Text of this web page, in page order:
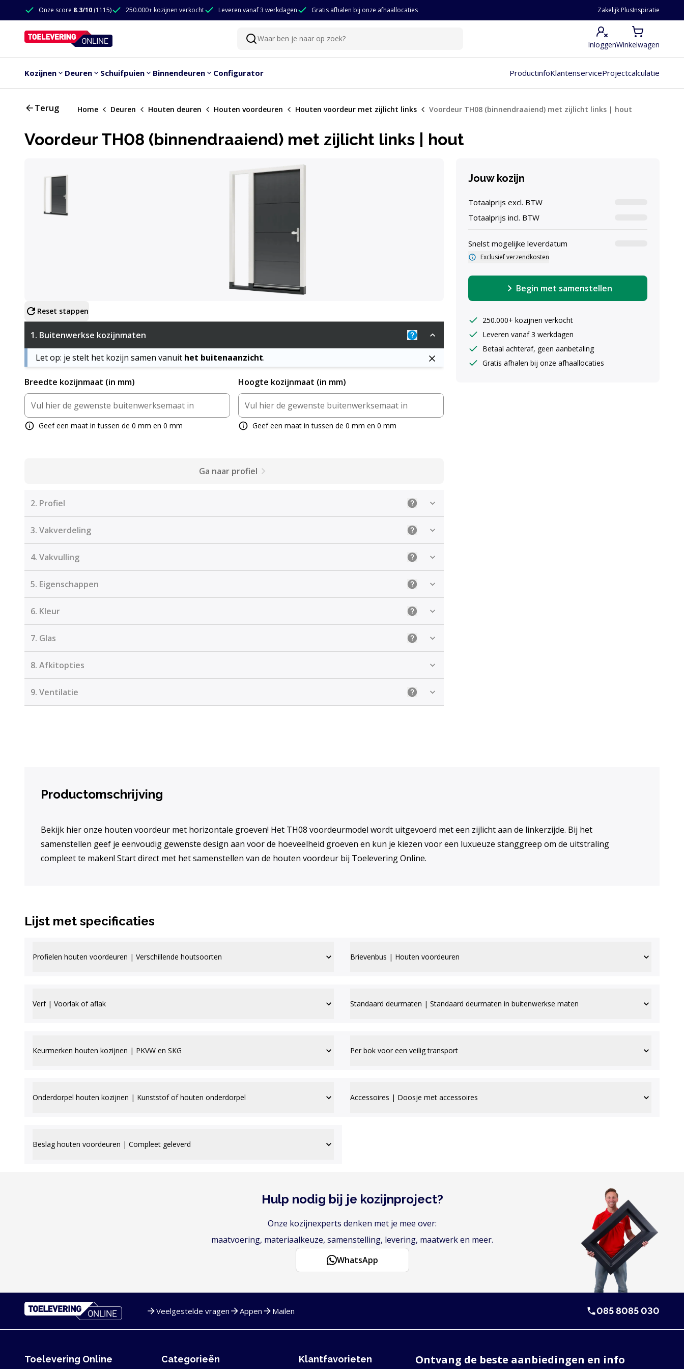
Doorgaan naar de inhoud
Onze score 8.3/10 (1115) 250.000+ kozijnen verkocht Leveren vanaf 3 werkdagen Gratis afhalen bij onze afhaallocaties Zakelijk PlusInspiratie
Zoeken
Waar ben je naar op zoek?
InloggenWinkelwagen
Kozijnen Deuren Schuifpuien Binnendeuren Configurator ProductinfoKlantenserviceProjectcalculatie
Terug Home Deuren Houten deuren Houten voordeuren Houten voordeur met zijlicht links Voordeur TH08 (binnendraaiend) met zijlicht links | hout
Voordeur TH08 (binnendraaiend) met zijlicht links | hout
Configureer product
Reset stappen
1. Buitenwerkse kozijnmaten
Uitleg: De juiste maten ingeven
Let op: je stelt het kozijn samen vanuit het buitenaanzicht.
Breedte kozijnmaat (in mm)
Geef een maat in tussen de 0 mm en 0 mm
Hoogte kozijnmaat (in mm)
Geef een maat in tussen de 0 mm en 0 mm
Ga naar profiel
2. Profiel Uitleg: Selecteer het gewenste profiel
3. Vakverdeling Uitleg: Kies de juiste vakverdeling
4. Vakvulling Uitleg: De juiste vakvulling kiezen
5. Eigenschappen Uitleg: Selecteer de gewenste eigenschappen
6. Kleur Uitleg: Kies de juiste kleur en afwerking
7. Glas Uitleg: Kies de gewenste beglazing
8. Afkitopties
9. Ventilatie Uitleg: Kiezen voor ventilatie
Jouw kozijn
Totaalprijs excl. BTW
Totaalprijs incl. BTW
Snelst mogelijke leverdatum
Exclusief verzendkosten
Begin met samenstellen
250.000+ kozijnen verkocht
Leveren vanaf 3 werkdagen
Betaal achteraf, geen aanbetaling
Gratis afhalen bij onze afhaallocaties
Productomschrijving
Bekijk hier onze houten voordeur met horizontale groeven! Het TH08 voordeurmodel wordt uitgevoerd met een zijlicht aan de linkerzijde. Bij het
samenstellen geef je eenvoudig gewenste design aan voor de hoeveelheid groeven en kun je kiezen voor een luxueuze stanggreep om de uitstraling
compleet te maken! Start direct met het samenstellen van de houten voordeur bij Toelevering Online.
Lijst met specificaties
Profielen houten voordeuren | Verschillende houtsoorten
Verf | Voorlak of aflak
Keurmerken houten kozijnen | PKVW en SKG
Onderdorpel houten kozijnen | Kunststof of houten onderdorpel
Beslag houten voordeuren | Compleet geleverd
Brievenbus | Houten voordeuren
Standaard deurmaten | Standaard deurmaten in buitenwerkse maten
Per bok voor een veilig transport
Accessoires | Doosje met accessoires
Hulp nodig bij je kozijnproject?
Onze kozijnexperts denken met je mee over:
maatvoering, materiaalkeuze, samenstelling, levering, maatwerk en meer.
WhatsApp
Veelgestelde vragen Appen Mailen 085 8085 030
Toelevering Online Categorieën Klantfavorieten Ontvang de beste aanbiedingen en info